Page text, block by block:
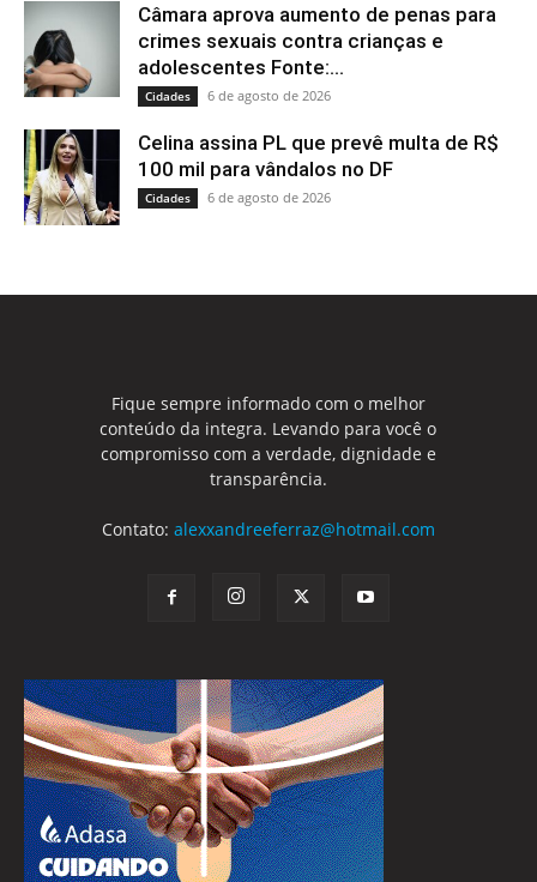
Câmara aprova aumento de penas para
crimes sexuais contra crianças e
adolescentes Fonte:...
Cidades 6 de agosto de 2026
Celina assina PL que prevê multa de R$
100 mil para vândalos no DF
Cidades 6 de agosto de 2026
Fique sempre informado com o melhor
conteúdo da integra. Levando para você o
compromisso com a verdade, dignidade e
transparência.
Contato: alexxandreeferraz@hotmail.com